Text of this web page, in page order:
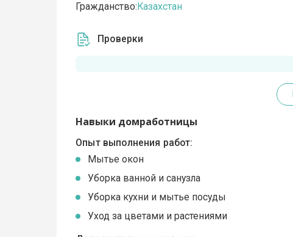
Гражданство:Казахстан
Проверки
Навыки домработницы
Опыт выполнения работ:
Мытье окон
Уборка ванной и санузла
Уборка кухни и мытье посуды
Уход за цветами и растениями